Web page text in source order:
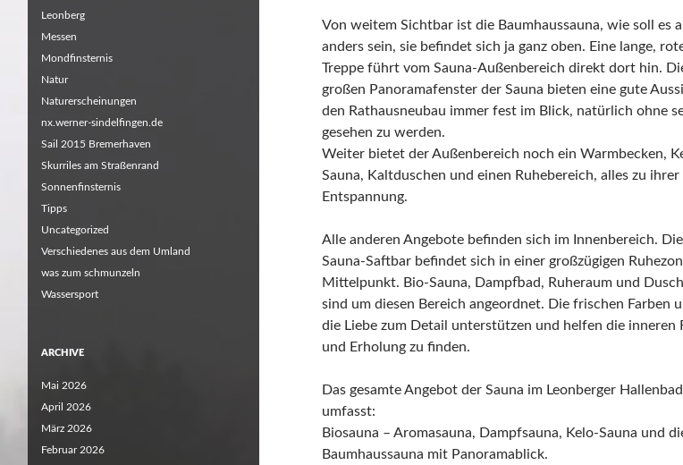
Von weitem Sichtbar ist die Baumhaussauna, wie soll es
anders sein, sie befindet sich ja ganz oben. Eine lange,
Treppe führt vom Sauna-Außenbereich direkt dort hin.
großen Panoramafenster der Sauna bieten eine gute
den Rathausneubau immer fest im Blick, natürlich ohne
gesehen zu werden.
Weiter bietet der Außenbereich noch ein Warmbecken,
Sauna, Kaltduschen und einen Ruhebereich, alles zu ihrer
Entspannung.
Alle anderen Angebote befinden sich im Innenbereich. Die
Sauna-Saftbar befindet sich in einer großzügigen
Mittelpunkt. Bio-Sauna, Dampfbad, Ruheraum und
sind um diesen Bereich angeordnet. Die frischen Farben
die Liebe zum Detail unterstützen und helfen die inneren
und Erholung zu finden.
Das gesamte Angebot der Sauna im Leonberger Hallenbad
umfasst:
Biosauna – Aromasauna, Dampfsauna, Kelo-Sauna und
Baumhaussauna mit Panoramablick.
Leonberg
Messen
Mondfinsternis
Natur
Naturerscheinungen
nx.werner-sindelfingen.de
Sail 2015 Bremerhaven
Skurriles am Straßenrand
Sonnenfinsternis
Tipps
Uncategorized
Verschiedenes aus dem Umland
was zum schmunzeln
Wassersport
ARCHIVE
Mai 2026
April 2026
März 2026
Februar 2026